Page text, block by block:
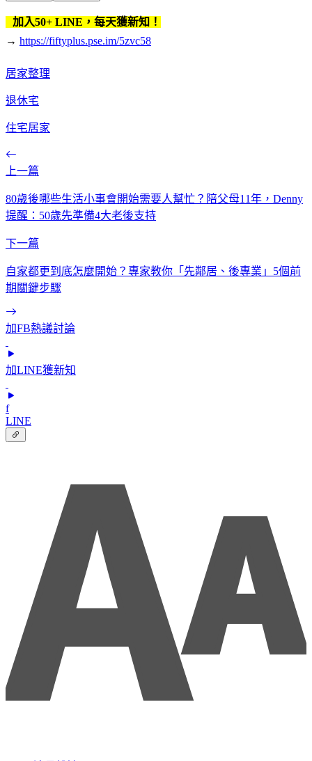
加入50+ LINE，每天獲新知！
→ https://fiftyplus.pse.im/5zvc58
居家整理
退休宅
住宅居家
上一篇
80歲後哪些生活小事會開始需要人幫忙？陪父母11年，Denny
提醒：50歲先準備4大老後支持
下一篇
自家都更到底怎麼開始？專家教你「先鄰居、後專業」5個前
期關鍵步驟
加FB熱議討論
加LINE獲新知
f
LINE